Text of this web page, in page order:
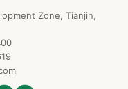
Zone, Tianjin,